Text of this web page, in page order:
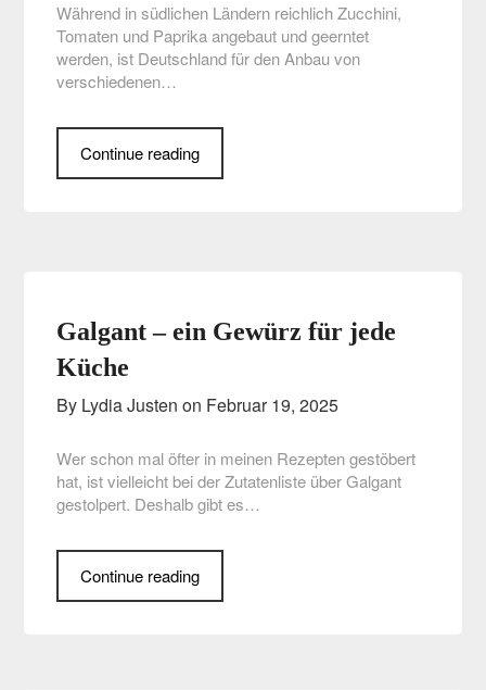
Während in südlichen Ländern reichlich Zucchini,
Tomaten und Paprika angebaut und geerntet
werden, ist Deutschland für den Anbau von
verschiedenen…
Continue reading
Galgant – ein Gewürz für jede
Küche
By Lydia Justen on Februar 19, 2025
Wer schon mal öfter in meinen Rezepten gestöbert
hat, ist vielleicht bei der Zutatenliste über Galgant
gestolpert. Deshalb gibt es…
Continue reading